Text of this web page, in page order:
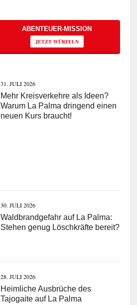
ABENTEUER-MISSION
JETZT WÜRFELN
31. JULI 2026
Mehr Kreisverkehre als Ideen?
Warum La Palma dringend einen
neuen Kurs braucht!
30. JULI 2026
Waldbrandgefahr auf La Palma:
Stehen genug Löschkräfte bereit?
28. JULI 2026
Heimliche Ausbrüche des
Tajogaite auf La Palma